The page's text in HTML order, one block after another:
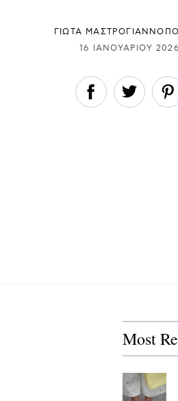
ΓΙΩΤΑ
16 ΙΑΝΟΥΑΡΊΟΥ 2026
Most